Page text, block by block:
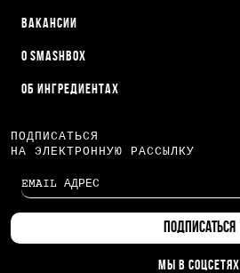
ВАКАНСИИ
О SMASHBOX
ОБ ИНГРЕДИЕНТАХ
ПОДПИСАТЬСЯ
НА ЭЛЕКТРОННУЮ РАССЫЛКУ
МЫ В СОЦСЕТЯХ